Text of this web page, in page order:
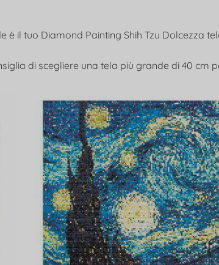
è il tuo Diamond Painting Shih Tzu Dolcezza
di scegliere una tela più grande di 40 cm